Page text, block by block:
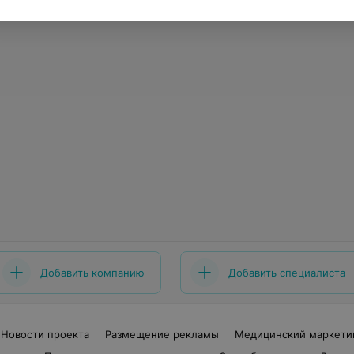
Добавить компанию Добавить специалиста
Новости проекта Размещение рекламы
Медицинский